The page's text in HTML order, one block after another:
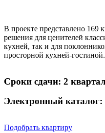
В проекте представлено 169
решения для ценителей
кухней, так и для
просторной кухней-гостиной.
Сроки сдачи: 2
Электронный каталог:
Подобрать квартиру